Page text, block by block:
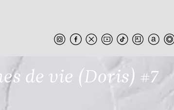
de vie (Doris) #7